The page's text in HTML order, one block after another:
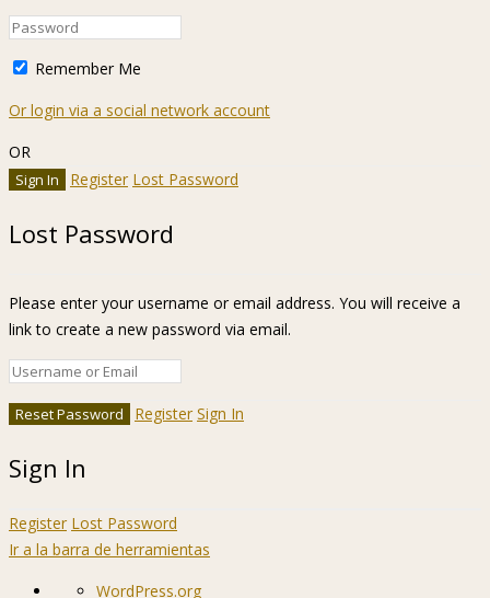
Remember Me
Or login via a social network account
OR
Register Lost Password
Lost Password
Please enter your username or email address. You will receive a
link to create a new password via email.
Register Sign In
Sign In
Register Lost Password
Ir a la barra de herramientas
AcercaWordPress.org